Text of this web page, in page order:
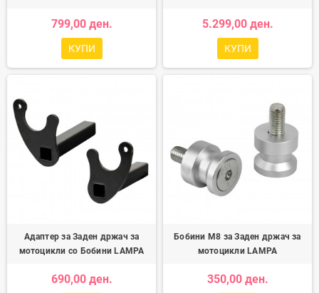
799,00 ден.
КУПИ
5.299,00 ден.
КУПИ
Адаптер за Заден држач за
мотоцикли со Бобини LAMPA
690,00 ден.
Бобини M8 за Заден држач за
мотоцикли LAMPA
350,00 ден.